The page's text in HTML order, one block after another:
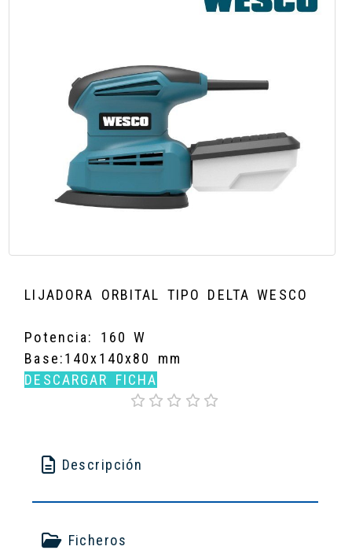
LIJADORA ORBITAL TIPO DELTA WESCO
Potencia: 160 W
Base:140x140x80 mm
DESCARGAR FICHA
Descripción
Ficheros